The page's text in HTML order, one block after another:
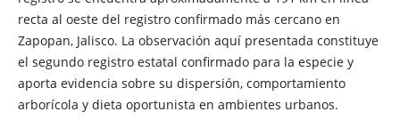
recta al oeste del registro confirmado más cercano en
Zapopan, Jalisco. La observación aquí presentada constituye
el segundo registro estatal confirmado para la especie y
aporta evidencia sobre su dispersión, comportamiento
arborícola y dieta oportunista en ambientes urbanos.